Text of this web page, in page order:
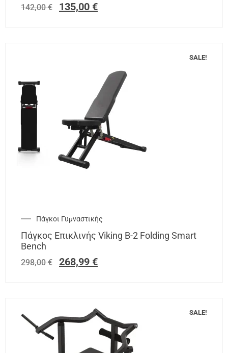
142,00€ 135,00 €
SALE!
Πάγκοι Γυμναστικής
Πάγκος Επικλινής Viking B-2 Folding Smart
Bench
298,00€ 268,99 €
SALE!